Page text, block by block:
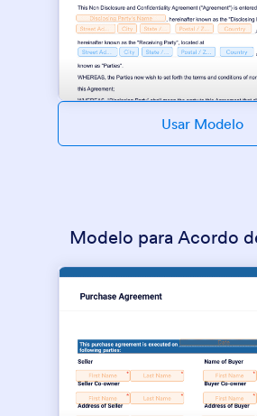
Usar Modelo
Modelo para Acordo